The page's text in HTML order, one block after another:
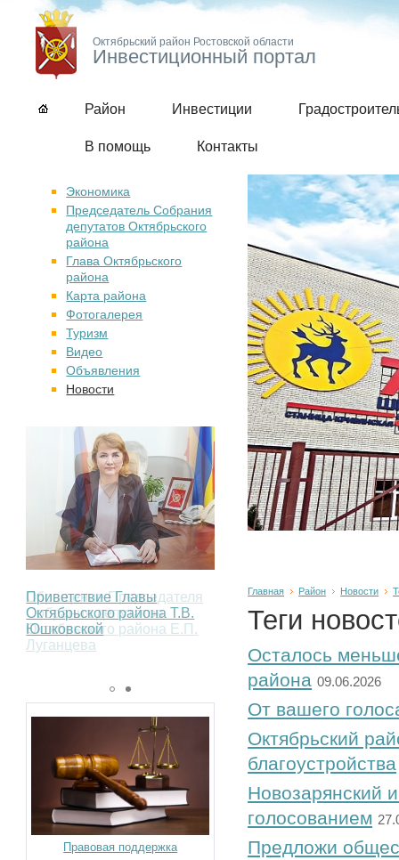
Октябрьский район Ростовской области
Инвестиционный портал
Район Инвестиции
В помощь Контакты
Экономика
Председатель Собрания
депутатов Октябрьского
района
Глава Октябрьского
района
Карта района
Фотогалерея
Туризм
Видео
Объявления
Новости
Обращение Председателя
Собрания депутатов
Октябрьского района Е.П.
Луганцева
Приветствие Главы
Октябрьского района Т.В.
Юшковской
Правовая поддержка
Главная Район Новости
Теги
Осталось
района 09.06.2026
От вашего
Октябрьский
благоустройства
Новозарянский
голосованием
Предложи